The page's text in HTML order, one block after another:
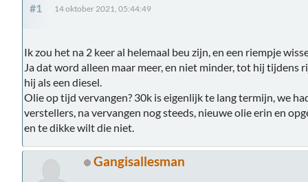
#1 14 oktober 2021, 05:44:49
Ik zou het na 2 keer al helemaal beu zijn, en een riempje
Ja dat word alleen maar meer, en niet minder, tot hij
hij als een diesel.
Olie op tijd vervangen? 30k is eigenlijk te lang termijn, we
verstellers, na vervangen nog steeds, nieuwe olie erin en
en te dikke wilt die niet.
Gangisallesman